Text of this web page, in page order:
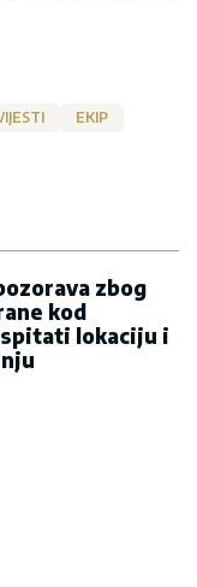
EKIP
zbog
kod
lokaciju i